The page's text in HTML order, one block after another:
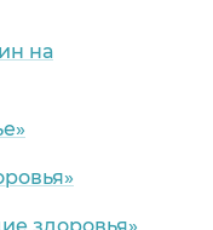
на